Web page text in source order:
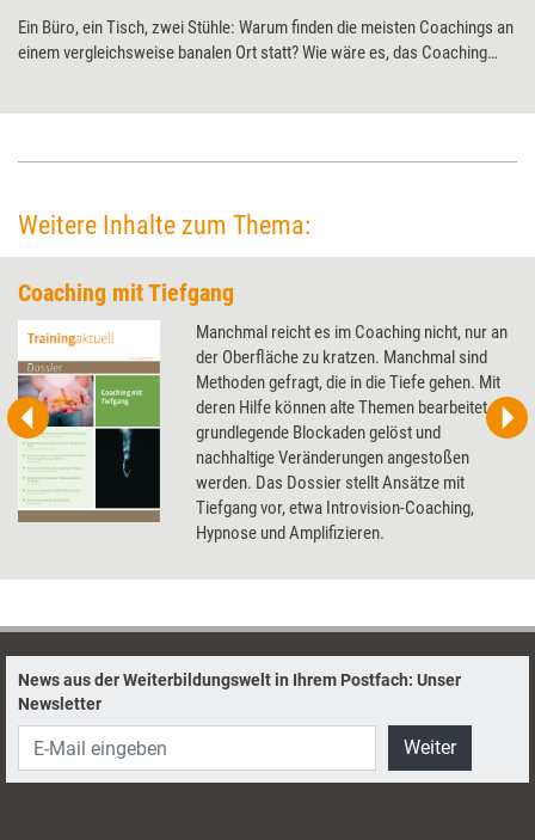
Ein Büro, ein Tisch, zwei Stühle: Warum finden die meisten Coachings an
einem vergleichsweise banalen Ort statt? Wie wäre es, das Coaching
Weitere Inhalte zum Thema:
Coaching mit Tiefgang
Manchmal reicht es im Coaching nicht, nur an
der Oberfläche zu kratzen. Manchmal sind
Methoden gefragt, die in die Tiefe gehen. Mit
deren Hilfe können alte Themen bearbeitet,
grundlegende Blockaden gelöst und
nachhaltige Veränderungen angestoßen
werden. Das Dossier stellt Ansätze mit
Tiefgang vor, etwa Introvision-Coaching,
Hypnose und Amplifizieren.
News aus der Weiterbildungswelt in Ihrem Postfach: Unser
Newsletter
Weiter